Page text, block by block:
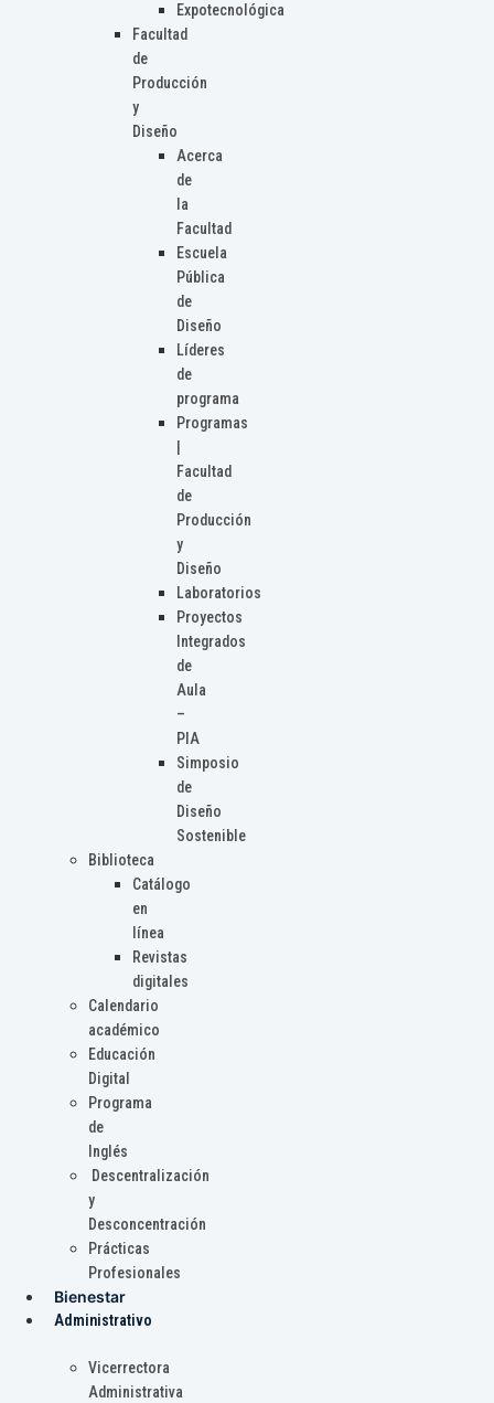
Expotecnológica
Facultad
de
Producción
y
Diseño
Acerca
de
la
Facultad
Escuela
Pública
de
Diseño
Líderes
de
programa
Programas
Facultad
de
Producción
y
Diseño
Laboratorios
Proyectos
Integrados
de
Aula
–
PIA
Simposio
de
Diseño
Sostenible
Biblioteca
Catálogo
en
línea
Revistas
digitales
Calendario
académico
Educación
Digital
Programa
de
Inglés
Descentralización
y
Desconcentración
Prácticas
Profesionales
Bienestar
Administrativo
Vicerrectora
Administrativa